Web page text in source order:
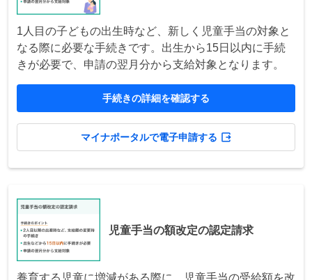
1人目の子どもの出生時など、新しく児童手当の対象と
なる際に必要な手続きです。出生から15日以内に手続
きが必要で、申請の翌月分から支給対象となります。
手続きの詳細を確認する
マイナポータルで電子申請する
児童手当の額改定の認定請求
養育する児童に増減がある際に、児童手当の受給額を改